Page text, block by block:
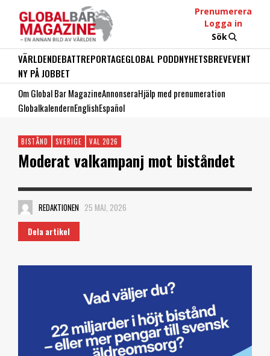
Prenumerera
Logga in
Sök
VÄRLDENDEBATTREPORTAGEGLOBAL PODDNYHETSBREVEVENT
NY PÅ JOBBET
Om Global Bar MagazineAnnonseraHjälp med prenumeration
GlobalkalendernEnglishEspañol
BISTÅND SVERIGE VAL 2026
Moderat valkampanj mot biståndet
REDAKTIONEN 25 MAJ, 2026
Dela artikel